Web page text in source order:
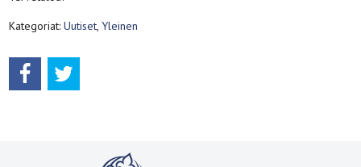
Kategoriat:Uutiset,Yleinen